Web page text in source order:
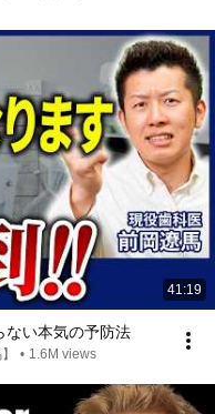
41:19
ない本気の予防法
• 1.6M views